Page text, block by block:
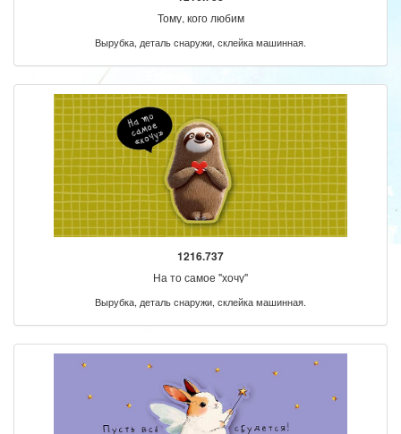
Тому, кого любим
Вырубка, деталь снаружи, склейка машинная.
1216.737
На то самое "хочу"
Вырубка, деталь снаружи, склейка машинная.